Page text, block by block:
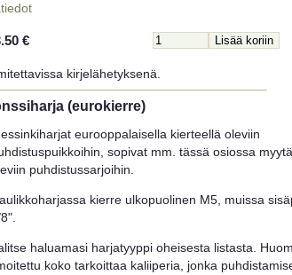
€
kirjelähetyksenä.
(eurokierre)
eurooppalaisella kierteellä oleviin
sopivat mm. tässä osiossa
puhdistussarjoihin.
kierre ulkopuolinen M5, muissa
haluamasi harjatyyppi oheisesta listasta. Huom.
koko tarkoittaa kaliiperia, jonka